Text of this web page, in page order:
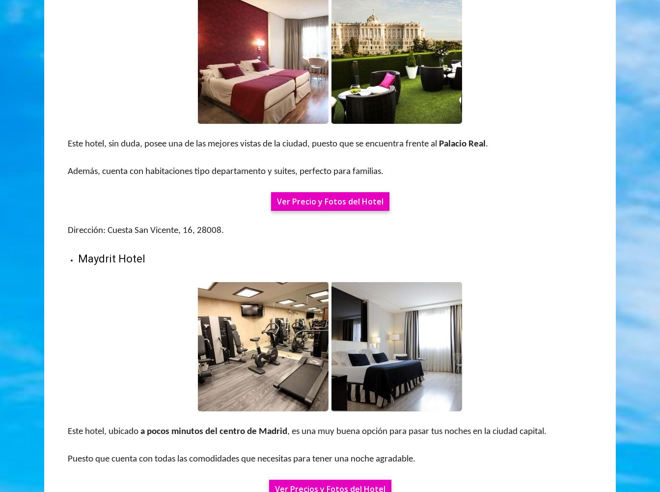
Este hotel, sin duda, posee una de las mejores vistas de la ciudad, puesto que se encuentra frente al Palacio Real.
Además, cuenta con habitaciones tipo departamento y suites, perfecto para familias.
Ver Precio y Fotos del Hotel
Dirección: Cuesta San Vicente, 16, 28008.
Maydrit Hotel
Este hotel, ubicado a pocos minutos del centro de Madrid, es una muy buena opción para pasar tus noches en la ciudad capital.
Puesto que cuenta con todas las comodidades que necesitas para tener una noche agradable.
Ver Precios y Fotos del Hotel